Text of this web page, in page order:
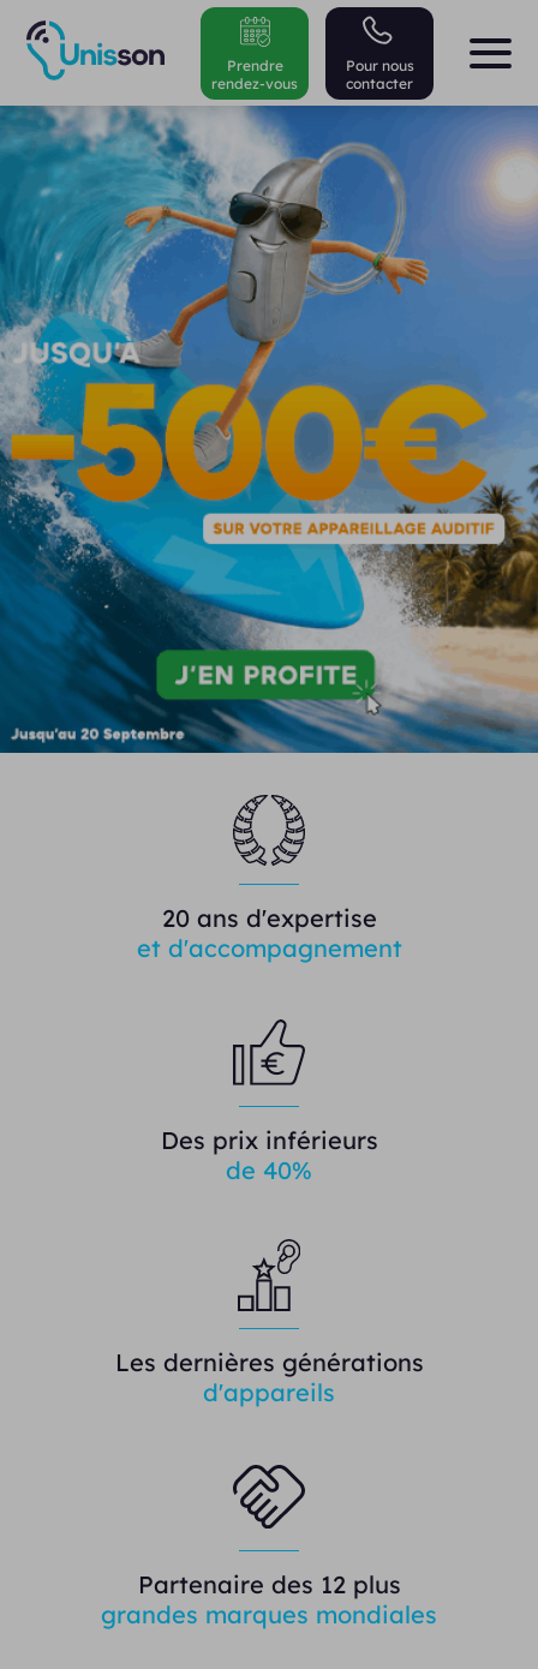
Pour nous
contacter
Prendre
rendez-vous
20 ans d'expertise
et d'accompagnement
Des prix inférieurs
de 40%
Les dernières générations
d'appareils
Partenaire des 12 plus
grandes marques mondiales